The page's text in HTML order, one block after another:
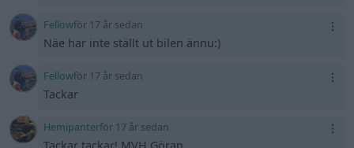
Fellowför 17 år sedan
Näe har inte ställt ut bilen ännu:)
Fellowför 17 år sedan
Tackar
Hemipanterför 17 år sedan